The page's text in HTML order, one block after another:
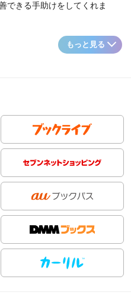
できる手助けをしてくれま
もっと見る